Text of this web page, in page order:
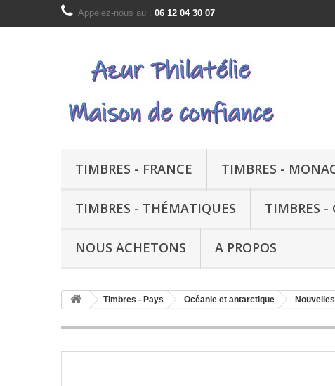
Appelez-nous au : 06 12 04 30 07
TIMBRES - FRANCE TIMBRES -
TIMBRES - THÉMATIQUES TIMBRES -
NOUS ACHETONS A PROPOS
Timbres - Pays Océanie et antarctique